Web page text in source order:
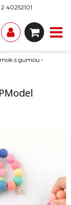
2 40252101
s gumou -